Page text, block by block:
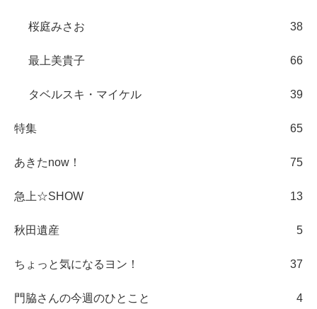
桜庭みさお 38
最上美貴子 66
タベルスキ・マイケル 39
特集 65
あきたnow！ 75
急上☆SHOW 13
秋田遺産 5
ちょっと気になるヨン！ 37
門脇さんの今週のひとこと 4